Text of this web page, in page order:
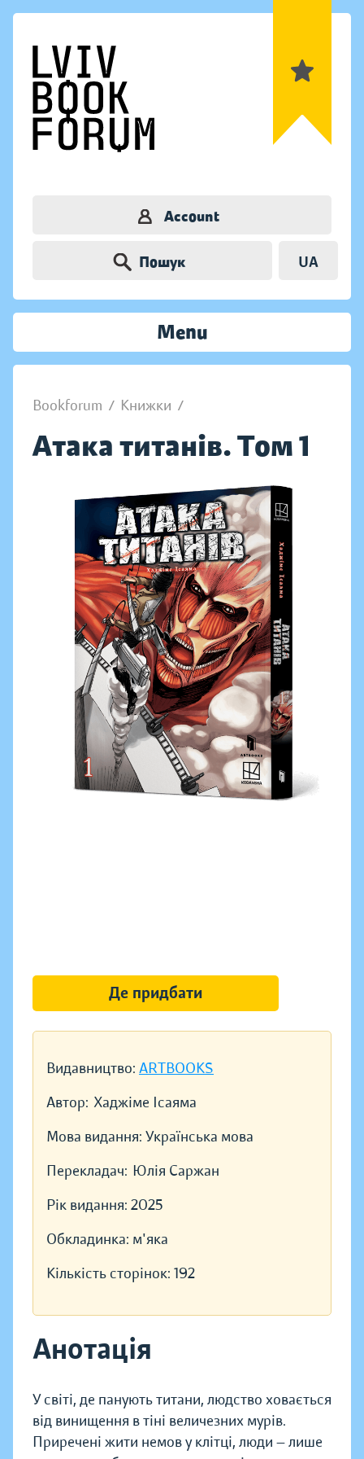
Account
Пошук UA
Menu
Bookforum / Книжки /
Атака титанів. Том 1
Видавництво: ARTBOOKS
Автор: Хаджіме Ісаяма
Мова видання: Українська мова
Перекладач: Юлія Саржан
Рік видання: 2025
Обкладинка: м'яка
Кількість сторінок: 192
Анотація
У світі, де панують титани, людство ховається
від винищення в тіні величезних мурів.
Приречені жити немов у клітці, люди — лише
Де придбати